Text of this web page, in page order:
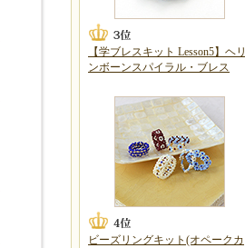
【学ブレスキット Lesson5】ヘリ
ンボーンスパイラル・ブレス
ビーズリングキット(オペークカ